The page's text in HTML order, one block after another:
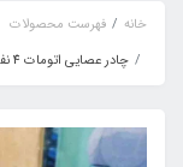
خانه
فهرست محصولات
چادر عصایی اتومات 4 نفره ضد آب استتار جنگل دیجی چادر (خواب 2 نفر)